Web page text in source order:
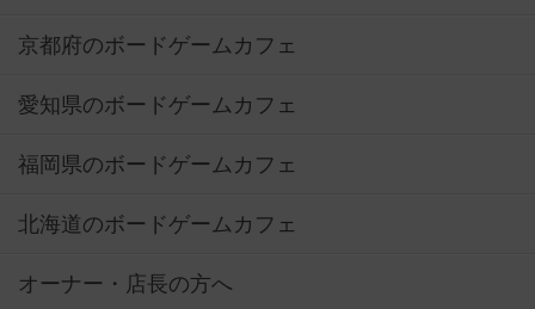
京都府のボードゲームカフェ
愛知県のボードゲームカフェ
福岡県のボードゲームカフェ
北海道のボードゲームカフェ
オーナー・店長の方へ